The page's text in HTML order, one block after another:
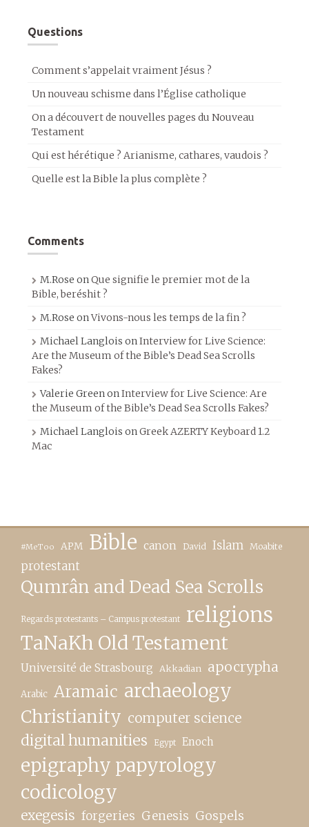
Questions
Comment s’appelait vraiment Jésus ?
Un nouveau schisme dans l’Église catholique
On a découvert de nouvelles pages du Nouveau
Testament
Qui est hérétique ? Arianisme, cathares, vaudois ?
Quelle est la Bible la plus complète ?
Comments
M.Rose onQue signifie le premier mot de la
Bible, beréshit ?
M.Rose onVivons-nous les temps de la fin ?
Michael Langlois onInterview for Live Science:
Are the Museum of the Bible’s Dead Sea Scrolls
Fakes?
Valerie GreenonInterview for Live Science: Are
the Museum of the Bible’s Dead Sea Scrolls Fakes?
Michael Langlois onGreek AZERTY Keyboard 1.2
Mac
#MeToo APM Bible canon David Islam Moabite
protestant
Qumrân and Dead Sea Scrolls
Regards protestants – Campus protestant religions
TaNaKh Old Testament
Université de Strasbourg Akkadian apocrypha
Arabic Aramaic archaeology
Christianity computer science
digital humanities Egypt Enoch
epigraphy papyrology
codicology
exegesis forgeries Genesis Gospels